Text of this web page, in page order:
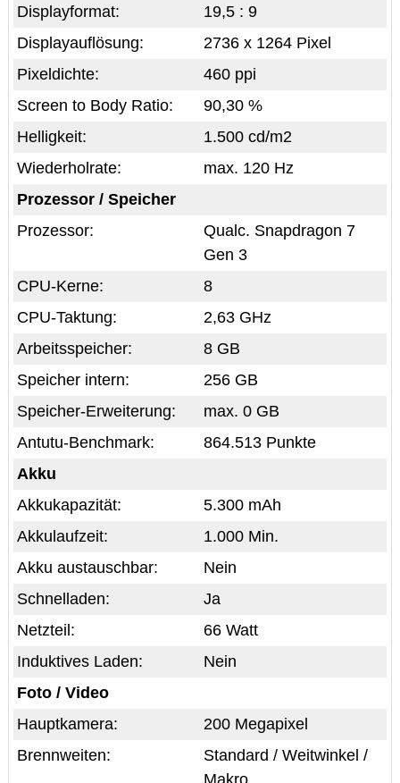
19,5 : 9
Displayformat:
2736 x 1264 Pixel
Displayauflösung:
460 ppi
Pixeldichte:
90,30 %
Screen to Body Ratio:
1.500 cd/m2
Helligkeit:
max. 120 Hz
Wiederholrate:
Prozessor / Speicher
Qualc. Snapdragon 7
Gen 3
Prozessor:
8
CPU-Kerne:
2,63 GHz
CPU-Taktung:
8 GB
Arbeitsspeicher:
256 GB
Speicher intern:
max. 0 GB
Speicher-Erweiterung:
864.513 Punkte
Antutu-Benchmark:
Akku
5.300 mAh
Akkukapazität:
1.000 Min.
Akkulaufzeit:
Nein
Akku austauschbar:
Ja
Schnelladen:
66 Watt
Netzteil:
Nein
Induktives Laden:
Foto / Video
200 Megapixel
Hauptkamera:
Standard / Weitwinkel /
Makro
Brennweiten: